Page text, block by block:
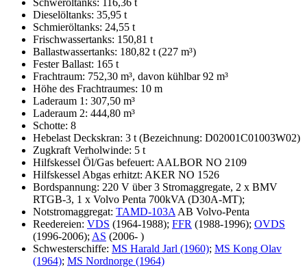
Schweröltanks: 116,36 t
Dieselöltanks: 35,95 t
Schmieröltanks: 24,55 t
Frischwassertanks: 150,81 t
Ballastwassertanks: 180,82 t (227 m³)
Fester Ballast: 165 t
Frachtraum: 752,30 m³, davon kühlbar 92 m³
Höhe des Frachtraumes: 10 m
Laderaum 1: 307,50 m³
Laderaum 2: 444,80 m³
Schotte: 8
Hebelast Deckskran: 3 t (Bezeichnung: D02001C01003W02)
Zugkraft Verholwinde: 5 t
Hilfskessel Öl/Gas befeuert: AALBOR NO 2109
Hilfskessel Abgas erhitzt: AKER NO 1526
Bordspannung: 220 V über 3 Stromaggregate, 2 x BMV
RTGB-3, 1 x Volvo Penta 700kVA (D30A-MT);
Notstromaggregat: TAMD-103A AB Volvo-Penta
Reedereien: VDS (1964-1988); FFR (1988-1996); OVDS
(1996-2006); AS (2006- )
Schwesterschiffe: MS Harald Jarl (1960); MS Kong Olav
(1964); MS Nordnorge (1964)